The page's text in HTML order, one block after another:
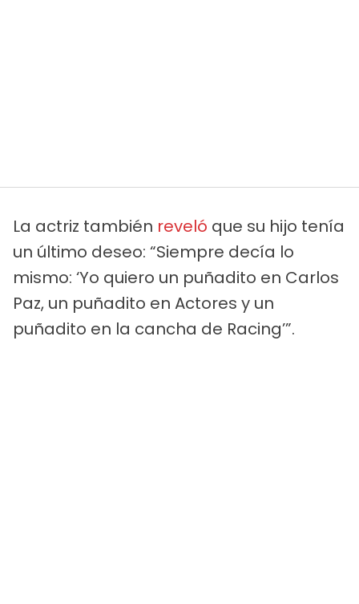
La actriz también reveló que su hijo tenía
un último deseo: “Siempre decía lo
mismo: ‘Yo quiero un puñadito en Carlos
Paz, un puñadito en Actores y un
puñadito en la cancha de Racing’”.